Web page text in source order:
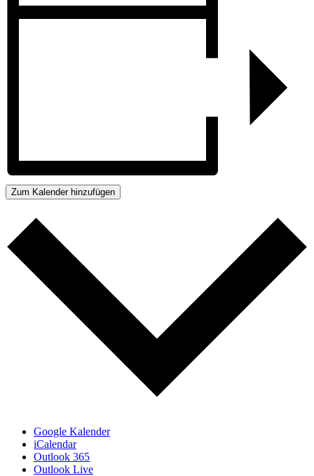
Zum Kalender hinzufügen
Google Kalender
iCalendar
Outlook 365
Outlook Live